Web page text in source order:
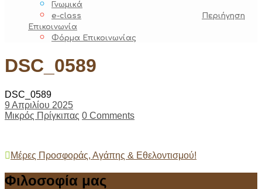
Γνωμικά
e-class
Περιήγηση
Επικοινωνία
Φόρμα Επικοινωνίας
DSC_0589
DSC_0589
9 Απριλίου 2025
Μικρός Πρίγκιπας 0 Comments
Post
navigation
Μέρες Προσφοράς, Αγάπης & Εθελοντισμού!
Φιλοσοφία μας